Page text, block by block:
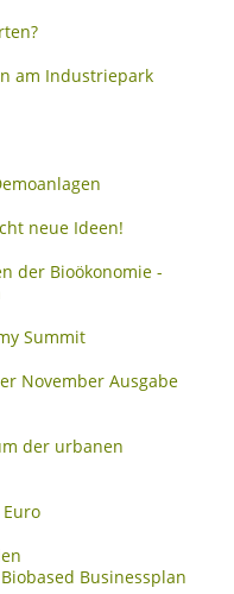
am Industriepark
neue Ideen!
der Bioökonomie -
Summit
November Ausgabe
der urbanen
Businessplan